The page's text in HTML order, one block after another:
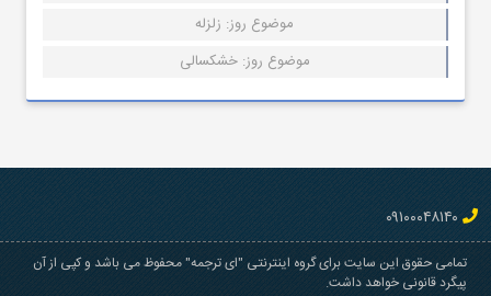
موضوع روز: زلزله
موضوع روز: خشکسالی
تمامی حقوق این سایت برای گروه اینترنتی "ای ترجمه" محفوظ می باشد و کپی از آن
پیگرد قانونی خواهد داشت.